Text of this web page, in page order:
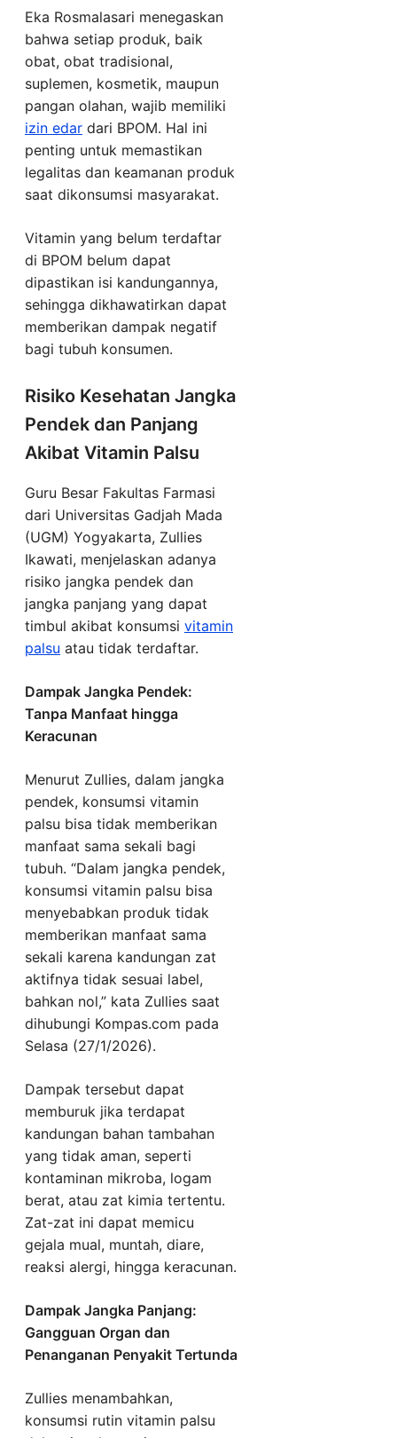
Eka Rosmalasari menegaskan
bahwa setiap produk, baik
obat, obat tradisional,
suplemen, kosmetik, maupun
pangan olahan, wajib memiliki
izin edar dari BPOM. Hal ini
penting untuk memastikan
legalitas dan keamanan produk
saat dikonsumsi masyarakat.
Vitamin yang belum terdaftar
di BPOM belum dapat
dipastikan isi kandungannya,
sehingga dikhawatirkan dapat
memberikan dampak negatif
bagi tubuh konsumen.
Risiko Kesehatan Jangka
Pendek dan Panjang
Akibat Vitamin Palsu
Guru Besar Fakultas Farmasi
dari Universitas Gadjah Mada
(UGM) Yogyakarta, Zullies
Ikawati, menjelaskan adanya
risiko jangka pendek dan
jangka panjang yang dapat
timbul akibat konsumsi vitamin
palsu atau tidak terdaftar.
Dampak Jangka Pendek:
Tanpa Manfaat hingga
Keracunan
Menurut Zullies, dalam jangka
pendek, konsumsi vitamin
palsu bisa tidak memberikan
manfaat sama sekali bagi
tubuh. “Dalam jangka pendek,
konsumsi vitamin palsu bisa
menyebabkan produk tidak
memberikan manfaat sama
sekali karena kandungan zat
aktifnya tidak sesuai label,
bahkan nol,” kata Zullies saat
dihubungi Kompas.com pada
Selasa (27/1/2026).
Dampak tersebut dapat
memburuk jika terdapat
kandungan bahan tambahan
yang tidak aman, seperti
kontaminan mikroba, logam
berat, atau zat kimia tertentu.
Zat-zat ini dapat memicu
gejala mual, muntah, diare,
reaksi alergi, hingga keracunan.
Dampak Jangka Panjang:
Gangguan Organ dan
Penanganan Penyakit Tertunda
Zullies menambahkan,
konsumsi rutin vitamin palsu